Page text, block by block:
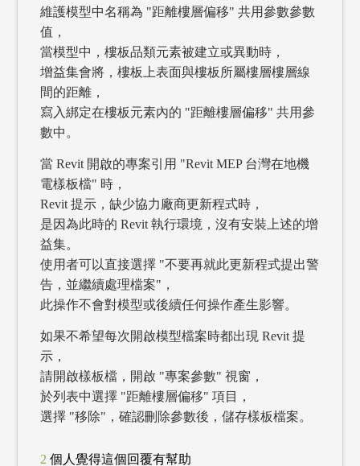
維護模型中名稱為 "距離樓層偏移" 共用參數參數
值，
當模型中，樓板品類元素被建立或異動時，
增益集會將，樓板上表面與樓板所屬樓層樓層線
間的距離，
寫入綁定在樓板元素內的 "距離樓層偏移" 共用參
數中。
當 Revit 開啟的專案引用 "Revit MEP 台灣在地機
電樣板檔" 時，
Revit 提示，缺少協力廠商更新程式時，
是因為此時的 Revit 執行環境，沒有安裝上述的增
益集。
使用者可以直接選擇 "不要再就此更新程式提出警
告，並繼續處理檔案"，
此操作不會對模型或後續任何操作產生影響。
如果不希望每次開啟模型檔案時都出現 Revit 提
示，
請開啟樣板檔，開啟 "專案參數" 視窗，
於列表中選擇 "距離樓層偏移" 項目，
選擇 "移除"，確認刪除參數後，儲存樣板檔案。
2